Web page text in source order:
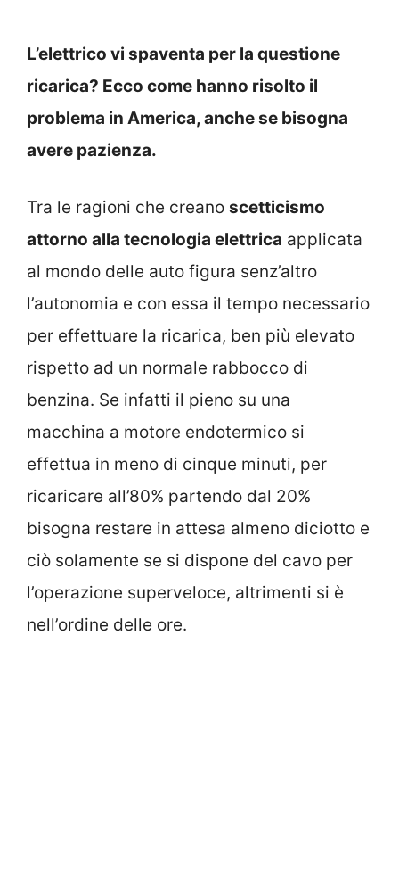
L’elettrico vi spaventa per la questione
ricarica? Ecco come hanno risolto il
problema in America, anche se bisogna
avere pazienza.
Tra le ragioni che creano scetticismo
attorno alla tecnologia elettrica applicata
al mondo delle auto figura senz’altro
l’autonomia e con essa il tempo necessario
per effettuare la ricarica, ben più elevato
rispetto ad un normale rabbocco di
benzina. Se infatti il pieno su una
macchina a motore endotermico si
effettua in meno di cinque minuti, per
ricaricare all’80% partendo dal 20%
bisogna restare in attesa almeno diciotto e
ciò solamente se si dispone del cavo per
l’operazione superveloce, altrimenti si è
nell’ordine delle ore.